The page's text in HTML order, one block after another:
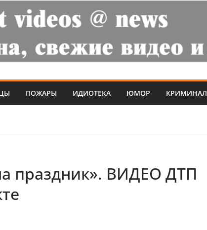
ПОЖАРЫ ИДИОТЕКА ЮМОР КРИМИНАЛ
праздник». ВИДЕО ДТП